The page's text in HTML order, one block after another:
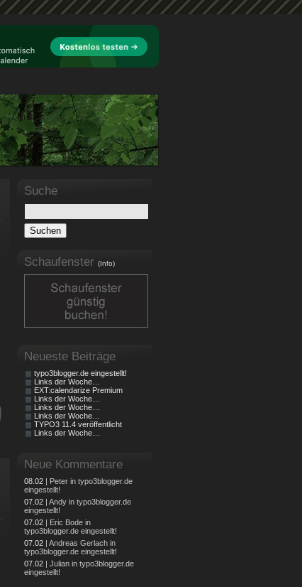
Suche
Schaufenster (Info)
Neueste Beiträge
typo3blogger.de eingestellt!
Links der Woche…
EXT:calendarize Premium
Links der Woche…
Links der Woche…
Links der Woche…
TYPO3 11.4 veröffentlicht
Links der Woche…
Neue Kommentare
08.02 | Peter in typo3blogger.de
eingestellt!
07.02 | Andy in typo3blogger.de
eingestellt!
07.02 | Eric Bode in
typo3blogger.de eingestellt!
07.02 | Andreas Gerlach in
typo3blogger.de eingestellt!
07.02 | Julian in typo3blogger.de
eingestellt!